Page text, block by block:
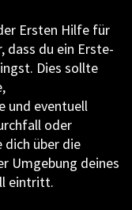
Ersten Hilfe für
dass du ein Erste-
Dies sollte
und eventuell
oder
dich über die
Umgebung deines
eintritt.